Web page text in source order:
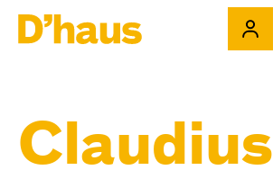
Claudius